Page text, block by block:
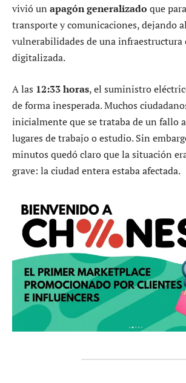
vivió un apagón generalizado que
transporte y comunicaciones, dejando
vulnerabilidades de una infraestructura
digitalizada.
A las 12:33 horas, el suministro
de forma inesperada. Muchos
inicialmente que se trataba de un fallo
lugares de trabajo o estudio. Sin
minutos quedó claro que la situación
grave: la ciudad entera estaba afectada.